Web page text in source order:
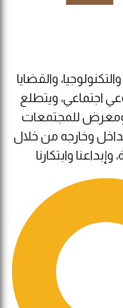
والقضايا
اجتماعي، ويتطلع
ومعرض للمجتمعات
وخارجه من خلال